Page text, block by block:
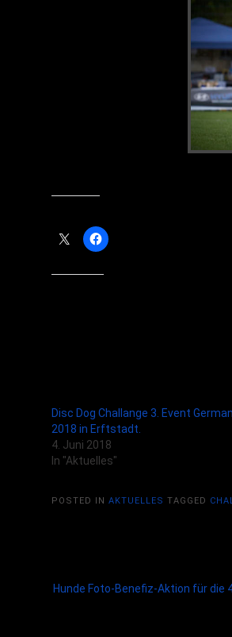
Disc Dog Challange 3. Event
2018 in Erftstadt.
4. Juni 2018
In "Aktuelles"
POSTED IN AKTUELLES TAGGED
Hunde Foto-Benefiz-Aktion für die